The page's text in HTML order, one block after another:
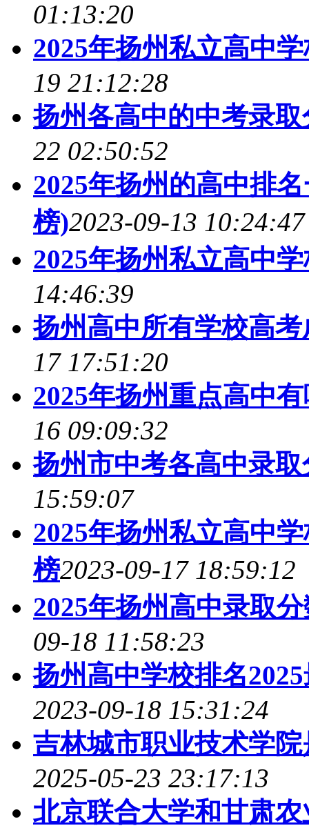
01:13:20
2025年扬州私立高中
19 21:12:28
扬州各高中的中考录
22 02:50:52
2025年扬州的高中排
榜)2023-09-13 10:24:47
2025年扬州私立高中
14:46:39
扬州高中所有学校高
17 17:51:20
2025年扬州重点高中
16 09:09:32
扬州市中考各高中录
15:59:07
2025年扬州私立高中
榜2023-09-17 18:59:12
2025年扬州高中录取
09-18 11:58:23
扬州高中学校排名
2023-09-18 15:31:24
吉林城市职业技术学院
2025-05-23 23:17:13
北京联合大学和甘肃